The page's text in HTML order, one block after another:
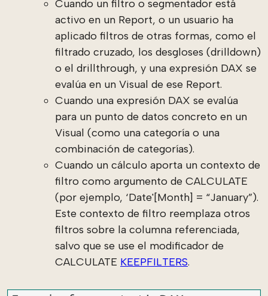
Cuando un filtro o segmentador está
activo en un Report, o un usuario ha
aplicado filtros de otras formas, como el
filtrado cruzado, los desgloses (drilldown)
o el drillthrough, y una expresión DAX se
evalúa en un Visual de ese Report.
Cuando una expresión DAX se evalúa
para un punto de datos concreto en un
Visual (como una categoría o una
combinación de categorías).
Cuando un cálculo aporta un contexto de
filtro como argumento de CALCULATE
(por ejemplo, ‘Date'[Month] = “January”).
Este contexto de filtro reemplaza otros
filtros sobre la columna referenciada,
salvo que se use el modificador de
CALCULATE KEEPFILTERS.